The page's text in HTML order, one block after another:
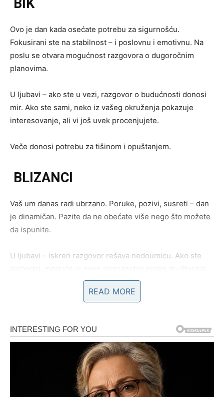
BIK
Ovo je dan kada osećate potrebu za sigurnošću.
Fokusirani ste na stabilnost – i poslovnu i emotivnu. Na
poslu se otvara mogućnost razgovora o dugoročnim
planovima.
U ljubavi – ako ste u vezi, razgovor o budućnosti donosi
mir. Ako ste sami, neko iz vašeg okruženja pokazuje
interesovanje, ali vi još uvek procenjujete.
Veče donosi potrebu za tišinom i opuštanjem.
BLIZANCI
Vaš um danas radi ubrzano. Poruke, pozivi, susreti – dan
je dinamičan. Pazite da ne obećate više nego što možete
da ispunite.
U ljubavi – iskren razgovor rešava nedoumicu. Ako ste
mreža ili poslovnog kontakta.
Emocije su danas naglašene. Možete biti osetljiviji nego
inače. Na poslu se traži vaša posvećenost, ali pazite da
READ MORE